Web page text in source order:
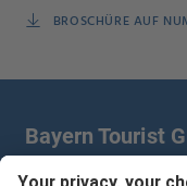
BROSCHÜRE AUF
Bayern Tourist
Prinz-Ludwig-Palais |